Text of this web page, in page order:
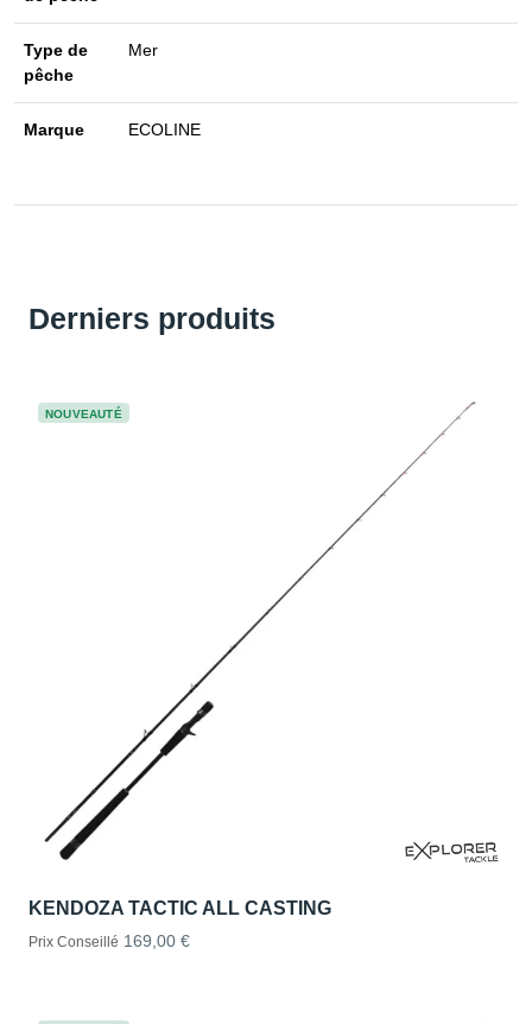
Type de
pêche
Mer
Marque ECOLINE
Derniers produits
NOUVEAUTÉ
KENDOZA TACTIC ALL CASTING
Prix Conseillé 169,00 €